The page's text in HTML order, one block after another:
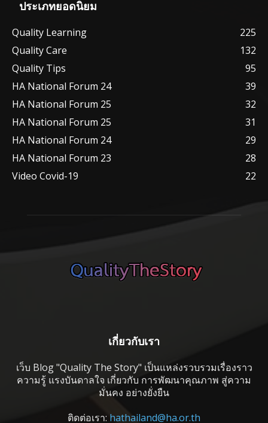
ประเภทยอดนิยม
Quality Learning
225
Quality Care
132
Quality Tips
95
HA National Forum 24
39
HA National Forum 25
32
HA National Forum 25
31
HA National Forum 24
29
HA National Forum 23
28
Video Covid-19
22
เกี่ยวกับเรา
เว็บ Blog "Quality The Story" เป็นแหล่งรวบรวมเรื่องราว
ความรู้ แรงบันดาลใจ เกี่ยวกับ การพัฒนาคุณภาพ สู่ความ
มั่นคง อย่างยั่งยืน
ติดต่อเรา: hathailand@ha.or.th